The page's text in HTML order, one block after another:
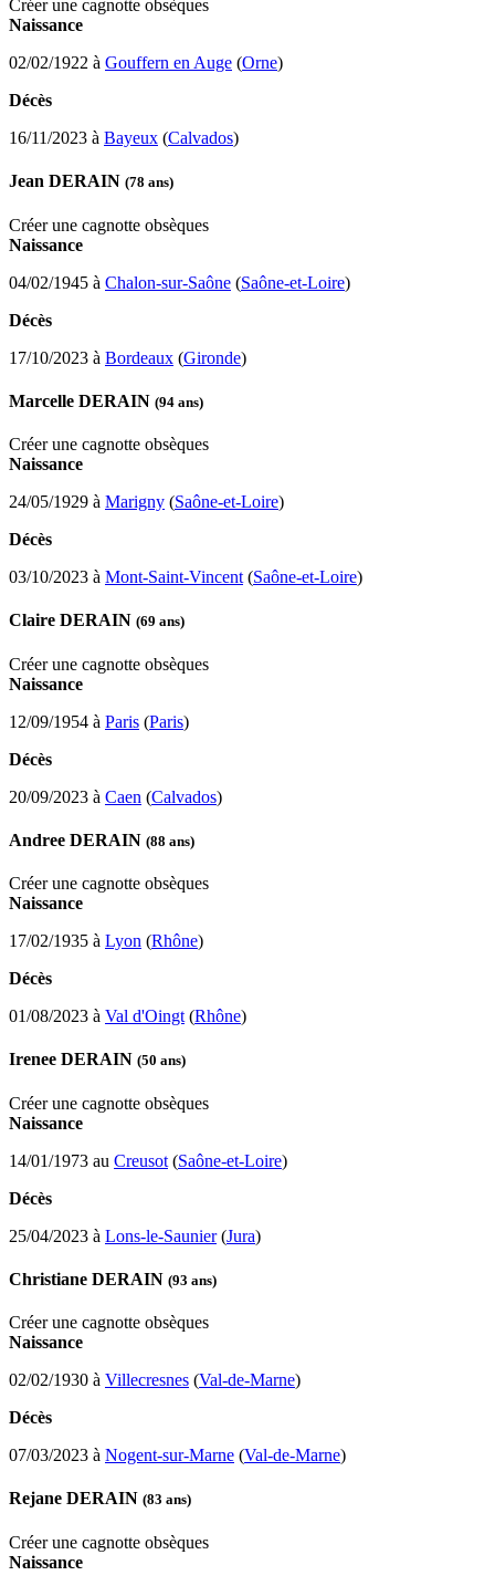
Créer une cagnotte obsèques
Naissance
02/02/1922 à Gouffern en Auge (Orne)
Décès
16/11/2023 à Bayeux (Calvados)
Jean DERAIN (78 ans)
Créer une cagnotte obsèques
Naissance
04/02/1945 à Chalon-sur-Saône (Saône-et-Loire)
Décès
17/10/2023 à Bordeaux (Gironde)
Marcelle DERAIN (94 ans)
Créer une cagnotte obsèques
Naissance
24/05/1929 à Marigny (Saône-et-Loire)
Décès
03/10/2023 à Mont-Saint-Vincent (Saône-et-Loire)
Claire DERAIN (69 ans)
Créer une cagnotte obsèques
Naissance
12/09/1954 à Paris (Paris)
Décès
20/09/2023 à Caen (Calvados)
Andree DERAIN (88 ans)
Créer une cagnotte obsèques
Naissance
17/02/1935 à Lyon (Rhône)
Décès
01/08/2023 à Val d'Oingt (Rhône)
Irenee DERAIN (50 ans)
Créer une cagnotte obsèques
Naissance
14/01/1973 au Creusot (Saône-et-Loire)
Décès
25/04/2023 à Lons-le-Saunier(Jura)
Christiane DERAIN (93 ans)
Créer une cagnotte obsèques
Naissance
02/02/1930 à Villecresnes (Val-de-Marne)
Décès
07/03/2023 à Nogent-sur-Marne (Val-de-Marne)
Rejane DERAIN (83 ans)
Créer une cagnotte obsèques
Naissance